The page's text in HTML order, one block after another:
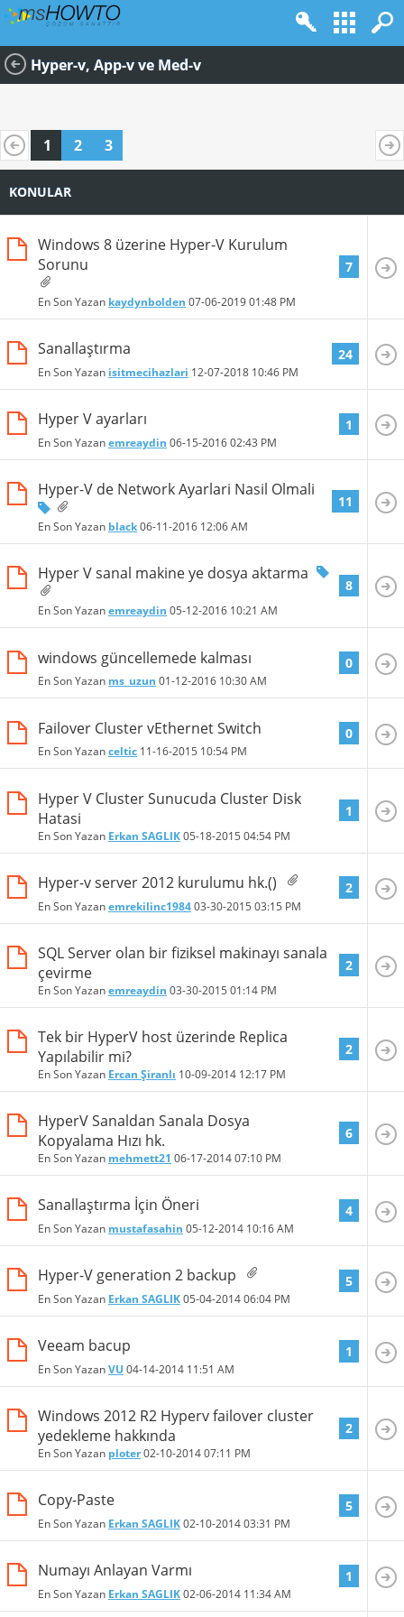
Hyper-v, App-v ve Med-v
1 2 3
KONULAR
Windows 8 üzerine Hyper-V Kurulum
Sorunu
En Son Yazan kaydynbolden 07-06-201901:48 PM
7
Sanallaştırma
En Son Yazan isitmecihazlari 12-07-2018 10:46 PM
24
Hyper V ayarları
En Son Yazanemreaydin 06-15-201602:43 PM
1
Hyper-V de Network Ayarlari Nasil Olmali
En Son Yazan black06-11-2016 12:06 AM
11
Hyper V sanal makine ye dosya aktarma
En Son Yazanemreaydin 05-12-2016 10:21 AM
8
windows güncellemede kalması
En Son Yazan ms_uzun 01-12-2016 10:30 AM
0
Failover Cluster vEthernet Switch
En Son Yazanceltic 11-16-2015 10:54 PM
0
Hyper V Cluster Sunucuda Cluster Disk
Hatasi
En Son Yazan Erkan SAGLIK05-18-2015 04:54 PM
1
Hyper-v server 2012 kurulumu hk.()
En Son Yazanemrekilinc198403-30-2015 03:15 PM
2
SQL Server olan bir fiziksel makinayı sanala
çevirme
En Son Yazanemreaydin 03-30-2015 01:14 PM
2
Tek bir HyperV host üzerinde Replica
Yapılabilir mi?
En Son Yazan Ercan Şiranlı 10-09-2014 12:17 PM
2
HyperV Sanaldan Sanala Dosya
Kopyalama Hızı hk.
En Son Yazan mehmett21 06-17-201407:10 PM
6
Sanallaştırma İçin Öneri
En Son Yazan mustafasahin 05-12-2014 10:16 AM
4
Hyper-V generation 2 backup
En Son Yazan Erkan SAGLIK05-04-201406:04 PM
5
Veeam bacup
En Son YazanVU 04-14-2014 11:51 AM
1
Windows 2012 R2 Hyperv failover cluster
yedekleme hakkında
En Son Yazan ploter02-10-201407:11 PM
2
Copy-Paste
En Son Yazan Erkan SAGLIK02-10-201403:31 PM
5
Numayı Anlayan Varmı
En Son Yazan Erkan SAGLIK02-06-2014 11:34 AM
1